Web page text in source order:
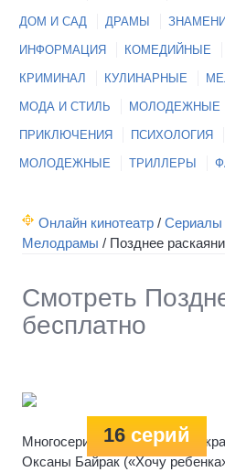
ДОМ И САД ДРАМЫ
ИНФОРМАЦИЯ КОМЕДИЙНЫЕ
КРИМИНАЛ КУЛИНАРНЫЕ
МОДА И СТИЛЬ МОЛОДЕЖНЫЕ
ПРИКЛЮЧЕНИЯ ПСИХОЛОГИЯ
МОЛОДЕЖНЫЕ ТРИЛЛЕРЫ
Онлайн кинотеатр / Сериалы
Мелодрамы / Позднее
Смотреть
бесплатно
16серий
Многосерийная мелодрама
Оксаны Байрак («Хочу